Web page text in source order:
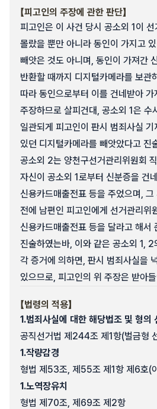
【피고인의 주장에 관한 판단】
피고인은 이 사건 당시 공소외 1이
몰랐을 뿐만 아니라 동인이 가지고
빼앗은 것도 아니며, 동인이 가져간
반환할 때까지 디지털카메라를 보관
따라 동인으로부터 이를 건네받아
주장하므로 살피건대, 공소외 1은 수
일관되게 피고인이 판시 범죄사실
있던 디지털카메라를 빼앗았다고 진
공소외 2는 양천구선거관리위원회
자신이 공소외 1로부터 신분증을 건
신용카드매출전표 등을 주었으며, 그
전에 남편인 피고인에게 선거관리위
신용카드매출전표 등을 달라고 해서
진술하였는바, 이와 같은 공소외 1, 2
각 증거에 의하면, 판시 범죄사실을
있으므로, 피고인의 위 주장은 받아
【법령의 적용】
1.범죄사실에 대한 해당법조 및 형의
공직선거법 제244조 제1항(벌금형
1.작량감경
형법 제53조, 제55조 제1항 제6호(
1.노역장유치
형법 제70조, 제69조 제2항